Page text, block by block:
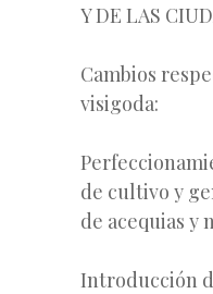
Y DE LAS
Cambios
visigoda:
de cultivo y
de acequias y
Introducción